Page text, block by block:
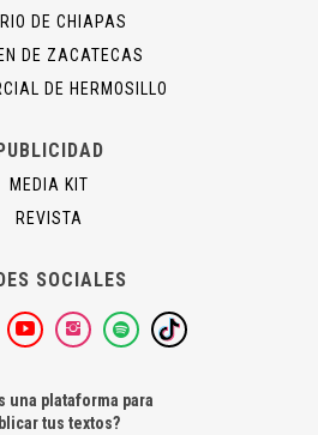
DE CHIAPAS
DE ZACATECAS
DE HERMOSILLO
MEDIA KIT
REVISTA
SOCIALES
una plataforma para
tus textos?